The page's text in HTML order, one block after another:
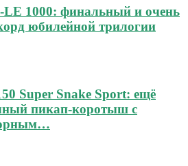
LE 1000: финальный и очень
юбилейной трилогии
Super Snake Sport: ещё
пикап-коротыш с